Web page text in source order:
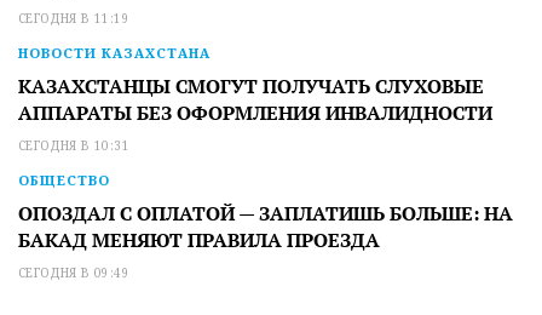
СЕГОДНЯ В 11:19
НОВОСТИ КАЗАХСТАНА
КАЗАХСТАНЦЫ СМОГУТ ПОЛУЧАТЬ СЛУХОВЫЕ
АППАРАТЫ БЕЗ ОФОРМЛЕНИЯ ИНВАЛИДНОСТИ
СЕГОДНЯ В 10:31
ОБЩЕСТВО
ОПОЗДАЛ С ОПЛАТОЙ — ЗАПЛАТИШЬ БОЛЬШЕ: НА
БАКАД МЕНЯЮТ ПРАВИЛА ПРОЕЗДА
СЕГОДНЯ В 09:49